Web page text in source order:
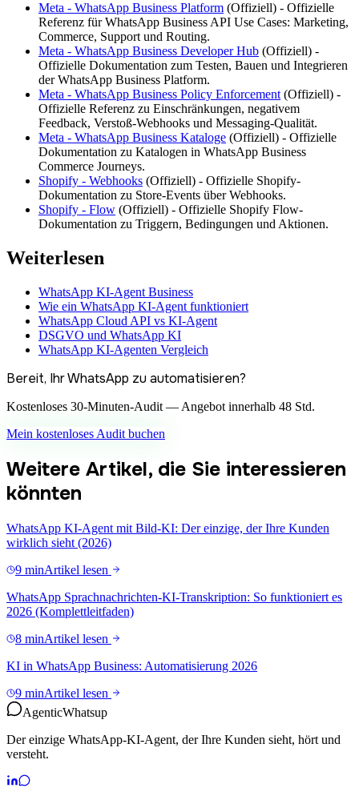
Meta - WhatsApp Business Platform (Offiziell) - Offizielle
Referenz für WhatsApp Business API Use Cases: Marketing,
Commerce, Support und Routing.
Meta - WhatsApp Business Developer Hub (Offiziell) -
Offizielle Dokumentation zum Testen, Bauen und Integrieren
der WhatsApp Business Platform.
Meta - WhatsApp Business Policy Enforcement (Offiziell) -
Offizielle Referenz zu Einschränkungen, negativem
Feedback, Verstoß-Webhooks und Messaging-Qualität.
Meta - WhatsApp Business Kataloge (Offiziell) - Offizielle
Dokumentation zu Katalogen in WhatsApp Business
Commerce Journeys.
Shopify - Webhooks (Offiziell) - Offizielle Shopify-
Dokumentation zu Store-Events über Webhooks.
Shopify - Flow (Offiziell) - Offizielle Shopify Flow-
Dokumentation zu Triggern, Bedingungen und Aktionen.
Weiterlesen
WhatsApp KI-Agent Business
Wie ein WhatsApp KI-Agent funktioniert
WhatsApp Cloud API vs KI-Agent
DSGVO und WhatsApp KI
WhatsApp KI-Agenten Vergleich
Bereit, Ihr WhatsApp zu automatisieren?
Kostenloses 30-Minuten-Audit — Angebot innerhalb 48 Std.
Mein kostenloses Audit buchen
Weitere Artikel, die Sie interessieren
könnten
WhatsApp KI-Agent mit Bild-KI: Der einzige, der Ihre Kunden
wirklich sieht (2026)
9 minArtikel lesen
WhatsApp Sprachnachrichten-KI-Transkription: So funktioniert es
2026 (Komplettleitfaden)
8 minArtikel lesen
KI in WhatsApp Business: Automatisierung 2026
9 minArtikel lesen
AgenticWhatsup
Der einzige WhatsApp-KI-Agent, der Ihre Kunden sieht, hört und
versteht.